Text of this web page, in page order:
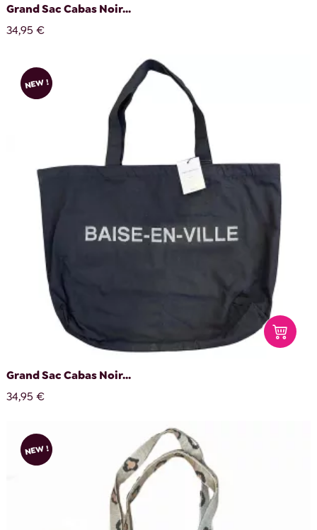
Grand Sac Cabas Noir...
34,95 €
NEW !
Grand Sac Cabas Noir...
34,95 €
NEW !